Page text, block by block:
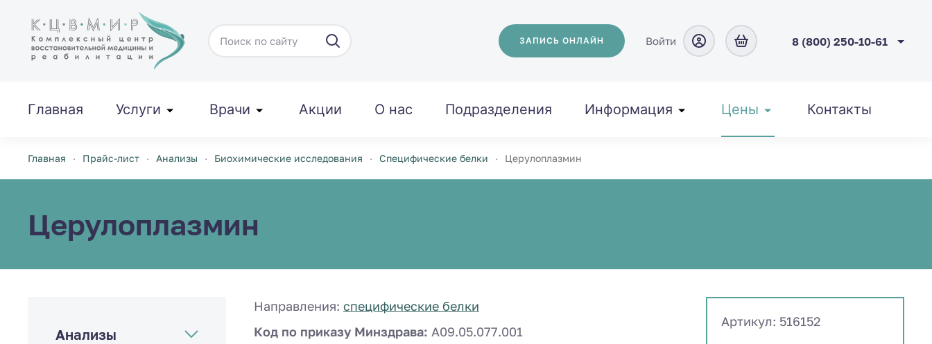
Перейти к содержимому ЗАПИСЬ ОНЛАЙН Войти 8 (800) 250-10-61
Главная Услуги Врачи Акции О нас Подразделения Информация Цены Контакты
Главная Прайс-лист Анализы Биохимические исследования Специфические белки Церулоплазмин
Церулоплазмин
Анализы
Направления: специфические белки
Код по приказу Минздрава: A09.05.077.001
Артикул: 516152